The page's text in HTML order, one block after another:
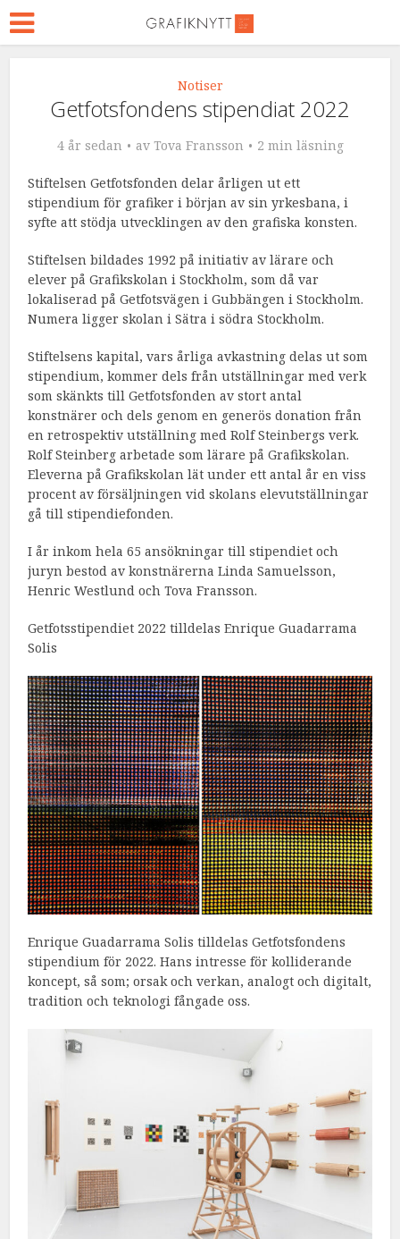
Notiser
Getfotsfondens stipendiat 2022
4 år sedan av Tova Fransson 2 min läsning
Stiftelsen Getfotsfonden delar årligen ut ett
stipendium för grafiker i början av sin yrkesbana, i
syfte att stödja utvecklingen av den grafiska konsten.
Stiftelsen bildades 1992 på initiativ av lärare och
elever på Grafikskolan i Stockholm, som då var
lokaliserad på Getfotsvägen i Gubbängen i Stockholm.
Numera ligger skolan i Sätra i södra Stockholm.
Stiftelsens kapital, vars årliga avkastning delas ut som
stipendium, kommer dels från utställningar med verk
som skänkts till Getfotsfonden av stort antal
konstnärer och dels genom en generös donation från
en retrospektiv utställning med Rolf Steinbergs verk.
Rolf Steinberg arbetade som lärare på Grafikskolan.
Eleverna på Grafikskolan lät under ett antal år en viss
procent av försäljningen vid skolans elevutställningar
gå till stipendiefonden.
I år inkom hela 65 ansökningar till stipendiet och
juryn bestod av konstnärerna Linda Samuelsson,
Henric Westlund och Tova Fransson.
Getfotsstipendiet 2022 tilldelas Enrique Guadarrama
Solis
Enrique Guadarrama Solis tilldelas Getfotsfondens
stipendium för 2022. Hans intresse för kolliderande
koncept, så som; orsak och verkan, analogt och digitalt,
tradition och teknologi fångade oss.